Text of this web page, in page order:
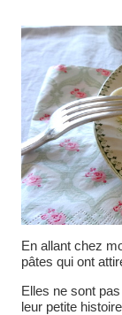
En allant chez
pâtes qui ont
Elles ne sont
leur petite